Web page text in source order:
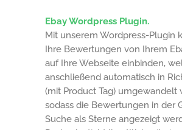
Ebay Wordpress Plugin.
Mit unserem Wordpress-Plugin
Ihre Bewertungen von Ihrem
auf Ihre Webseite einbinden,
anschließend automatisch in
(mit Product Tag) umgewandelt
sodass die Bewertungen in der
Suche als Sterne angezeigt